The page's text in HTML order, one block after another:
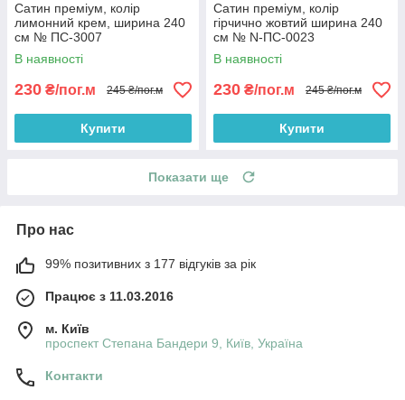
Сатин преміум, колір
лимонний крем, ширина 240
см № ПС-3007
В наявності
230 ₴/пог.м 245 ₴/пог.м
Купити
Сатин преміум, колір
гірчично жовтий ширина 240
см № N-ПС-0023
В наявності
230 ₴/пог.м 245 ₴/пог.м
Купити
Показати ще
Про нас
99% позитивних з 177 відгуків за рік
Працює з 11.03.2016
м. Київ
проспект Степана Бандери 9, Київ, Україна
Контакти